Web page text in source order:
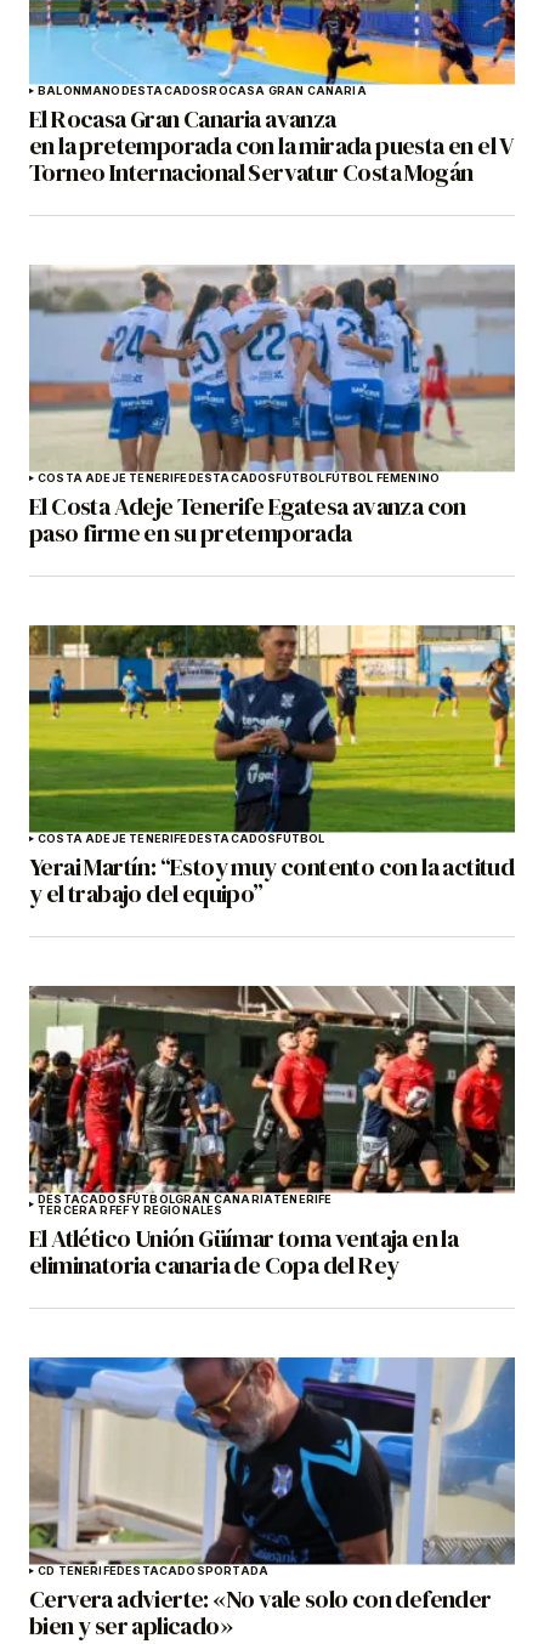
BALONMANODESTACADOSROCASA GRAN CANARIA
El Rocasa Gran Canaria avanza
en la pretemporada con la mirada puesta en el V
Torneo Internacional Servatur Costa Mogán
COSTA ADEJE TENERIFEDESTACADOSFÚTBOLFÚTBOL FEMENINO
El Costa Adeje Tenerife Egatesa avanza con
paso firme en su pretemporada
COSTA ADEJE TENERIFEDESTACADOSFÚTBOL
Yerai Martín: “Estoy muy contento con la actitud
y el trabajo del equipo”
DESTACADOSFÚTBOLGRAN CANARIATENERIFE
TERCERA RFEF Y REGIONALES
El Atlético Unión Güímar toma ventaja en la
eliminatoria canaria de Copa del Rey
CD TENERIFEDESTACADOSPORTADA
Cervera advierte: «No vale solo con defender
bien y ser aplicado»